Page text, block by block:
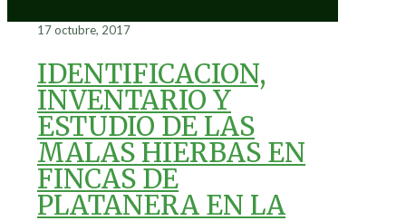
17 octubre, 2017
IDENTIFICACION,
INVENTARIO Y
ESTUDIO DE LAS
MALAS HIERBAS EN
FINCAS DE
PLATANERA EN LA